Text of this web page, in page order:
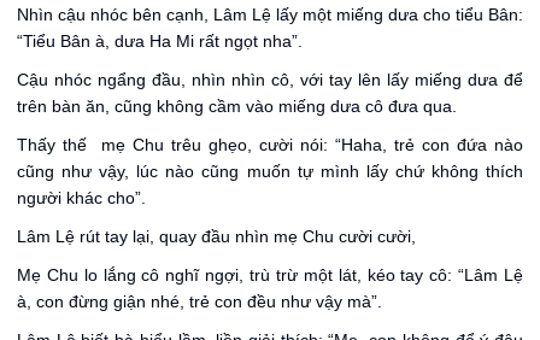
Nhìn cậu nhóc bên cạnh, Lâm Lệ lấy một miếng dưa cho tiểu Bân:
“Tiểu Bân à, dưa Ha Mi rất ngọt nha”.
Cậu nhóc ngẩng đầu, nhìn nhìn cô, với tay lên lấy miếng dưa để
trên bàn ăn, cũng không cầm vào miếng dưa cô đưa qua.
Thấy thế mẹ Chu trêu ghẹo, cười nói: “Haha, trẻ con đứa nào
cũng như vậy, lúc nào cũng muốn tự mình lấy chứ không thích
người khác cho”.
Lâm Lệ rút tay lại, quay đầu nhìn mẹ Chu cười cười,
Mẹ Chu lo lắng cô nghĩ ngợi, trù trừ một lát, kéo tay cô: “Lâm Lệ
à, con đừng giận nhé, trẻ con đều như vậy mà”.